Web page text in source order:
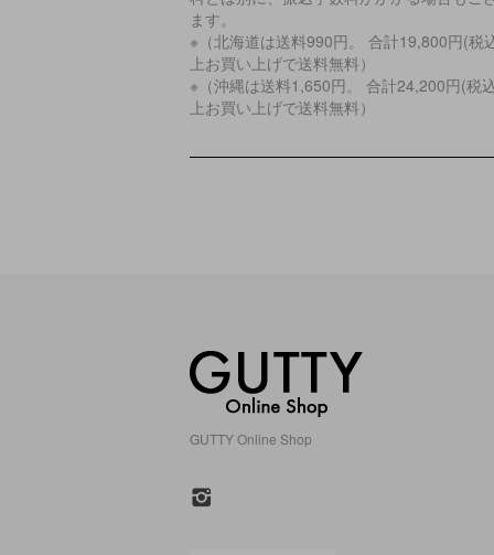
ます。
※（北海道は送料990円。 合計19,800円(税
上お買い上げで送料無料）
※（沖縄は送料1,650円。 合計24,200円(税
上お買い上げで送料無料）
GUTTY Online Shop